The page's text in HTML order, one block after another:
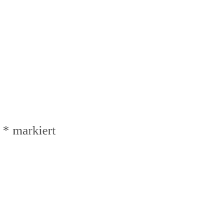
* markiert